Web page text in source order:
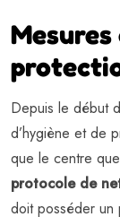
Mesures
Depuis le début
d’hygiène et de
que le centre
protocole de
doit posséder un